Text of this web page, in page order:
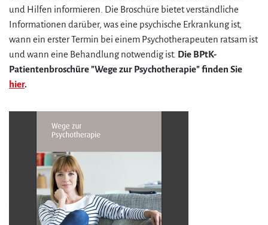
und Hilfen informieren. Die Broschüre bietet verständliche
Informationen darüber, was eine psychische Erkrankung ist,
wann ein erster Termin bei einem Psychotherapeuten ratsam ist
und wann eine Behandlung notwendig ist. Die BPtK-
Patientenbroschüre "Wege zur Psychotherapie" finden Sie
hier.